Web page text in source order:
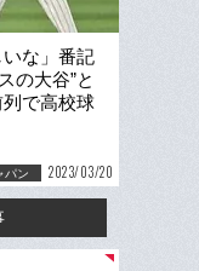
いな」番記
の大谷”と
で高校球
パン 2023/03/20